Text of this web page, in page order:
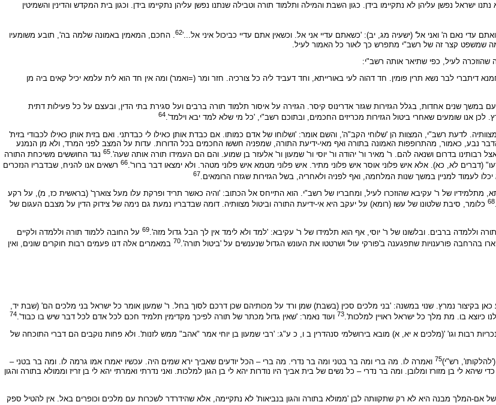
ישראל נפשן עליהן לא נתקיימו בידן. כגון השבת והמילה ותלמוד תורה וטבילה שנתנו נפשן עליהן נתקיימו בידן. וכגון בית המקדש והדינין והשמיטין
נאם ה' ואני אל' (ישעיה מג, יב): 'כשאתם עדיי אני אל. וכשאין אתם עדיי כביכול איני אל...'62. החכם, המאמין באמונה שלמה בה', תובע משומעיו
שמשפט קצר זה של רשב"י מתפרש כך לאור כל האמור לעיל.
לעיל, כפי שתיאר אותה רשב"י:
דיתברי לבר נשא תרין פומין. חד דהוה לעי באורייתא, וחד דעביד ליה כל צורכיה. חזר ומר (=ואמר) ומה אין חד הוא לית עלמא יכיל קאים ביה מן
במשך שנים אחדות, בגלל הגזירות שגזר אדרינוס קיסר. הגזירה על איסור תלמוד תורה ברבים ועל סגירת בתי הדין, ובעצם על כל פעילות דתית
אנו שומעים שאחרי ביטול הגזירות מכריזים החכמים, ובתוכם רשב"י, 'כל מי שלא למד יבא וילמד'.64
לדעת רשב"י, המצוות הן 'שלוחי הקב"ה', והשם אומר: 'ושלוחו של אדם כמותו. אם כבדת אותן כאילו לי כבדתני. ואם בזית אותן כאילו לכבודי בזית'
נבע, כאמור, מהתרופפות האמונה בתורה ואף מאי-ידיעת התורה, שמפניה חששו החכמים בכל הדורות. עדות על המצב לפני המרד, ולא מן הנמנע
בדרום ושנאה להם. ר' מאיר ור' יהודה ור' יוסי ור' שמעון ור' אלעזר בן שמוע. והם הם העמידו תורה אותה שעה'.65 נגד החוששים משיכחת התורה
לא, כא). אלא איש פלוני אוסר איש פלוני מתיר. איש פלוני מטמא איש פלוני מטהר. ולא ימצאו דבר ברור'.66 רשאים אנו להניח, שבדבריו הנזכרים
לעמוד למניין במשך שנות המלחמה, ואף לפניה ולאחריה, בשל הגזירות שגזרו הרומאים.67
מתלמידיו של ר' עקיבא שהוזכרו לעיל, ומחבריו של רשב"י. הוא התייחס אל הכתוב: 'והיה כאשר תריד ופרקת עלו מעל צוארך' (בראשית כז, מ), על רקע
68 כלומר, סיבת שלטונו של עשו (רומא) על יעקב היא אי-ידיעת התורה וביטול מצוותיה. דומה שבדבריו נמעת גם נימה של צידוק הדין על מצבם העגום של
וללמדה ברבים. ובלשונו של ר' יוסי, אף הוא תלמידו של ר' עקיבא: 'למד ולא לימד אין לך הבל גדול מזה'.69 על החובה ללמוד תורה וללמדה ולקיים
בהרחבה פורענויות שתפגענה ב'פורקי עול' ושרטטו את העונש הגדול שנענשים על 'ביטול תורה'.70 במאמרים אלה דנו פעמים רבות חוקרים שונים, ואין
בקיצור נמרץ. שנוי במשנה: 'בני מלכים סכין (בשבת) שמן ורד על מכותיהם שכן דרכם לסוך בחל. ר' שמעון אומר כל ישראל בני מלכים הם' (שבת יד,
בו. מת מלך כל ישראל ראויין למלכות'.73 ועוד נאמר: 'שאין גדול מכתר של תורה לפיכך מקדימין תלמיד חכם לכל אדם לכל דבר שיש בו כבוד'.74
וגו' '(מלכים א יא, א) מובא בירושלמי סנהדרין ב ו, כ ע"ג: 'רבי שמעון בן יוחי אמר "אהב" ממש לזנות'. ולא פחות נוקבים הם דברי התוכחה של
רש"י)75 ואמרה לו. מה ברי ומה בר בטני ומה בר נדרי. מה ברי – הכל יודעים שאביך ירא שמים היה. עכשיו יאמרו אמו גרמה לו. ומה בר בטני –
לי בן מזורז ומלובן. ומה בר נדרי – כל נשים של בית אביך היו נודרות יהא לי בן הגון למלכות. ואני נדרתי ואמרתי יהא לי בן זריז וממולא בתורה והגון
המלך מבנה היא לא רק שתקוותה לבן 'ממולא בתורה והגון בנביאות' לא נתקיימה, אלא שהידרדר לשכרות עם מלכים וכופרים באל. אין להטיל ספק